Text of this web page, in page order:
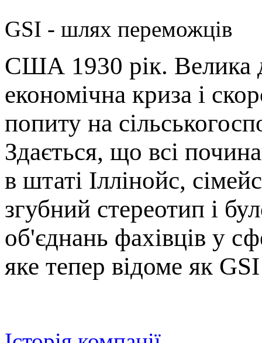
GSI - шлях переможців
США 1930 рік. Велика
економічна криза і
попиту на
Здається, що всі
в штаті Іллінойс,
згубний стереотип і
об'єднань фахівців у
яке тепер відоме як